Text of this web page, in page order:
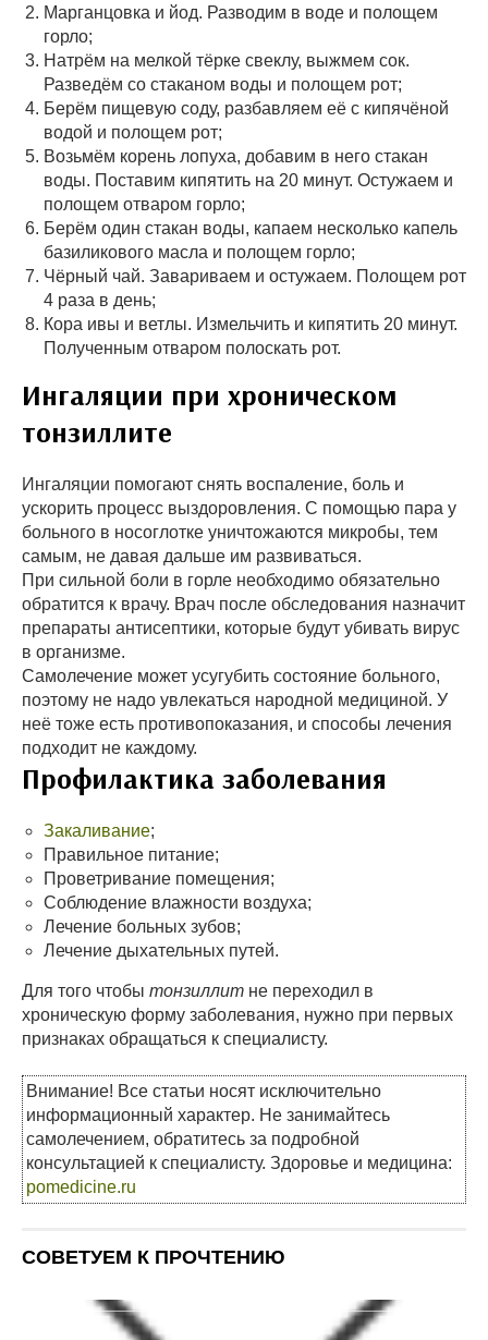
Марганцовка и йод. Разводим в воде и полощем
горло;
Натрём на мелкой тёрке свеклу, выжмем сок.
Разведём со стаканом воды и полощем рот;
Берём пищевую соду, разбавляем её с кипячёной
водой и полощем рот;
Возьмём корень лопуха, добавим в него стакан
воды. Поставим кипятить на 20 минут. Остужаем и
полощем отваром горло;
Берём один стакан воды, капаем несколько капель
базиликового масла и полощем горло;
Чёрный чай. Завариваем и остужаем. Полощем рот
4 раза в день;
Кора ивы и ветлы. Измельчить и кипятить 20 минут.
Полученным отваром полоскать рот.
Ингаляции при хроническом
тонзиллите
Ингаляции помогают снять воспаление, боль и
ускорить процесс выздоровления. С помощью пара у
больного в носоглотке уничтожаются микробы, тем
самым, не давая дальше им развиваться.
При сильной боли в горле необходимо обязательно
обратится к врачу. Врач после обследования назначит
препараты антисептики, которые будут убивать вирус
в организме.
Самолечение может усугубить состояние больного,
поэтому не надо увлекаться народной медициной. У
неё тоже есть противопоказания, и способы лечения
подходит не каждому.
Профилактика заболевания
Закаливание;
Правильное питание;
Проветривание помещения;
Соблюдение влажности воздуха;
Лечение больных зубов;
Лечение дыхательных путей.
Для того чтобы тонзиллит не переходил в
хроническую форму заболевания, нужно при первых
признаках обращаться к специалисту.
Внимание! Все статьи носят исключительно
информационный характер. Не занимайтесь
самолечением, обратитесь за подробной
консультацией к специалисту. Здоровье и медицина:
pomedicine.ru
СОВЕТУЕМ К ПРОЧТЕНИЮ